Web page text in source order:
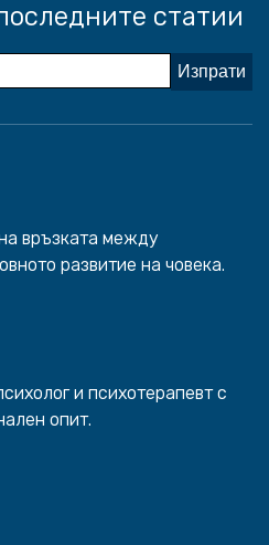
статии
връзката между
развитие на човека.
и психотерапевт с
опит.